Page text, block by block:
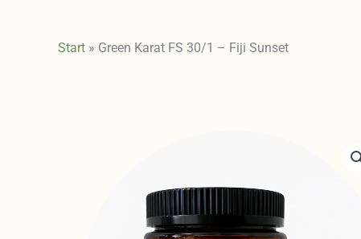
Start » Green Karat FS 30/1 – Fiji Sunset